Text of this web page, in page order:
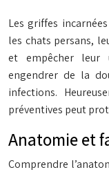
Les griffes
les chats persans,
et empêcher leur
engendrer de la
infections.
préventives peut
Anatomie et
Comprendre